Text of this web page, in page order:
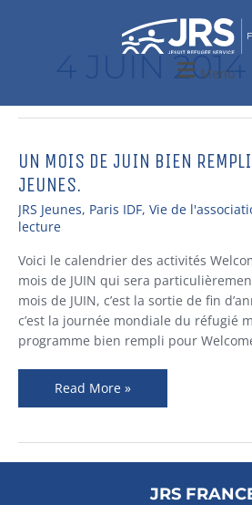
Menu
4 JUIN 2014
UN MOIS DE JUIN BIEN REMPLI
JEUNES.
JRS Jeunes, Paris IDF, Vie de
lecture
Voici le calendrier des activités
mois de JUIN qui sera
mois de JUIN, c’est la sortie de fin
c’est la journée mondiale du réfugié
programme bien rempli pour
Un
mois
juin
rempli
pour
Welcome
Jeunes.
Read More »
JRS